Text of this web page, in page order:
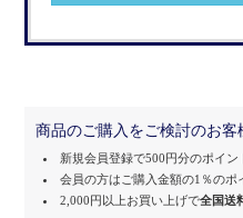
商品のご購入をご検討のお客
新規会員登録で500円分のポイ
会員の方はご購入金額の1％のポ
2,000円以上お買い上げで全国送